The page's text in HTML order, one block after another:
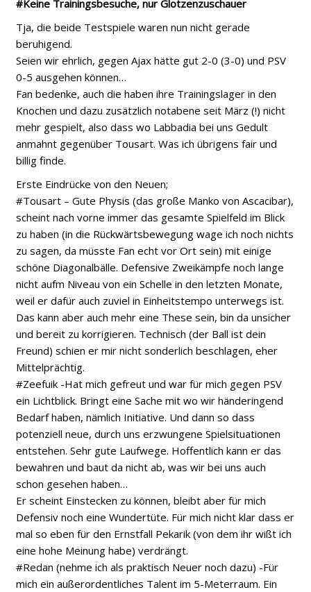
#Keine Trainingsbesuche, nur Glotzenzuschauer
Tja, die beide Testspiele waren nun nicht gerade
beruhigend.
Seien wir ehrlich, gegen Ajax hätte gut 2-0 (3-0) und PSV
0-5 ausgehen können…
Fan bedenke, auch die haben ihre Trainingslager in den
Knochen und dazu zusätzlich notabene seit März (!) nicht
mehr gespielt, also dass wo Labbadia bei uns Gedult
anmahnt gegenüber Tousart. Was ich übrigens fair und
billig finde.
Erste Eindrücke von den Neuen;
#Tousart – Gute Physis (das große Manko von Ascacibar),
scheint nach vorne immer das gesamte Spielfeld im Blick
zu haben (in die Rückwärtsbewegung wage ich noch nichts
zu sagen, da müsste Fan echt vor Ort sein) mit einige
schöne Diagonalbälle. Defensive Zweikämpfe noch lange
nicht aufm Niveau von ein Schelle in den letzten Monate,
weil er dafür auch zuviel in Einheitstempo unterwegs ist.
Das kann aber auch mehr eine These sein, bin da unsicher
und bereit zu korrigieren. Technisch (der Ball ist dein
Freund) schien er mir nicht sonderlich beschlagen, eher
Mittelprächtig.
#Zeefuik -Hat mich gefreut und war für mich gegen PSV
ein Lichtblick. Bringt eine Sache mit wo wir händeringend
Bedarf haben, nämlich Initiative. Und dann so dass
potenziell neue, durch uns erzwungene Spielsituationen
entstehen. Sehr gute Laufwege. Hoffentlich kann er das
bewahren und baut da nicht ab, was wir bei uns auch
schon gesehen haben…
Er scheint Einstecken zu können, bleibt aber für mich
Defensiv noch eine Wundertüte. Für mich nicht klar dass er
mal so eben für den Ernstfall Pekarik (von dem ihr wißt ich
eine hohe Meinung habe) verdrängt.
#Redan (nehme ich als praktisch Neuer noch dazu) -Für
mich ein außerordentliches Talent im 5-Meterraum. Ein